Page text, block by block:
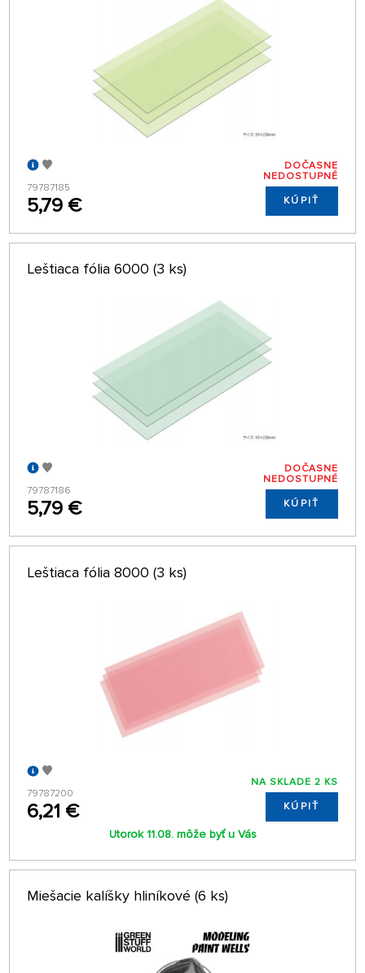
79787185
5,79 €
DOČASNE
NEDOSTUPNÉ
KÚPIŤ
Leštiaca fólia 6000 (3 ks)
79787186
5,79 €
DOČASNE
NEDOSTUPNÉ
KÚPIŤ
Leštiaca fólia 8000 (3 ks)
79787200
6,21 €
NA SKLADE 2 KS
KÚPIŤ
Utorok 11.08. môže byť u Vás
Miešacie kalíšky hliníkové (6 ks)